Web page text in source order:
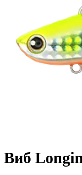
Виб